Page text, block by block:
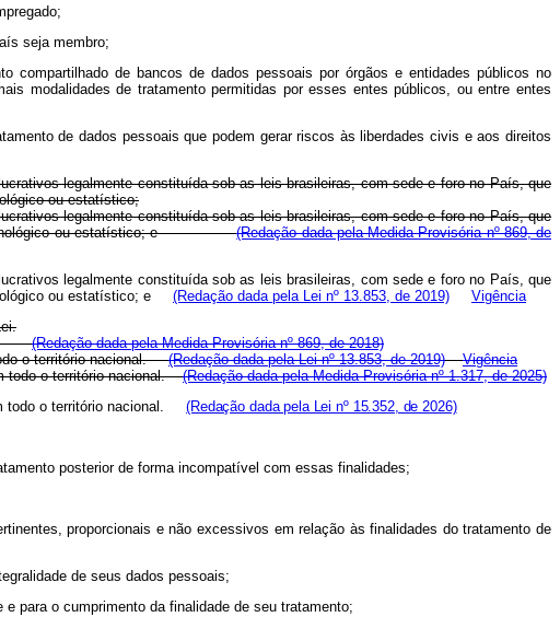
seja membro;
compartilhado de bancos de dados pessoais por órgãos e entidades públicos no
modalidades de tratamento permitidas por esses entes públicos, ou entre entes
de dados pessoais que podem gerar riscos às liberdades civis e aos direitos
legalmente constituída sob as leis brasileiras, com sede e foro no País, que
ou estatístico;
legalmente constituída sob as leis brasileiras, com sede e foro no País, que
tecnológico ou estatístico; e(Redação dada pela Medida Provisória nº 869, de
legalmente constituída sob as leis brasileiras, com sede e foro no País, que
ou estatístico; e (Redação dada pela Lei nº 13.853, de 2019)
Vigência
Lei.(Redação dada pela Medida Provisória nº 869, de 2018)
todo o território nacional.(Redação dada pela Lei nº 13.853, de 2019)
Vigência
todo o território nacional.(Redação dada pela Medida Provisória nº 1.317, de 2025)
todo o território nacional.(Redação dada pela Lei nº 15.352, de 2026)
posterior de forma incompatível com essas finalidades;
proporcionais e não excessivos em relação às finalidades do tratamento de
de seus dados pessoais;
para o cumprimento da finalidade de seu tratamento;